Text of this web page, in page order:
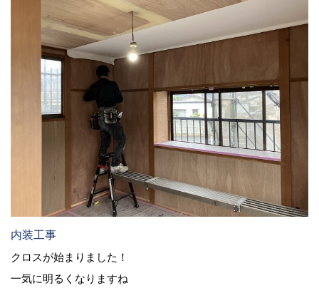
内装工事
クロスが始まりました！
一気に明るくなりますね